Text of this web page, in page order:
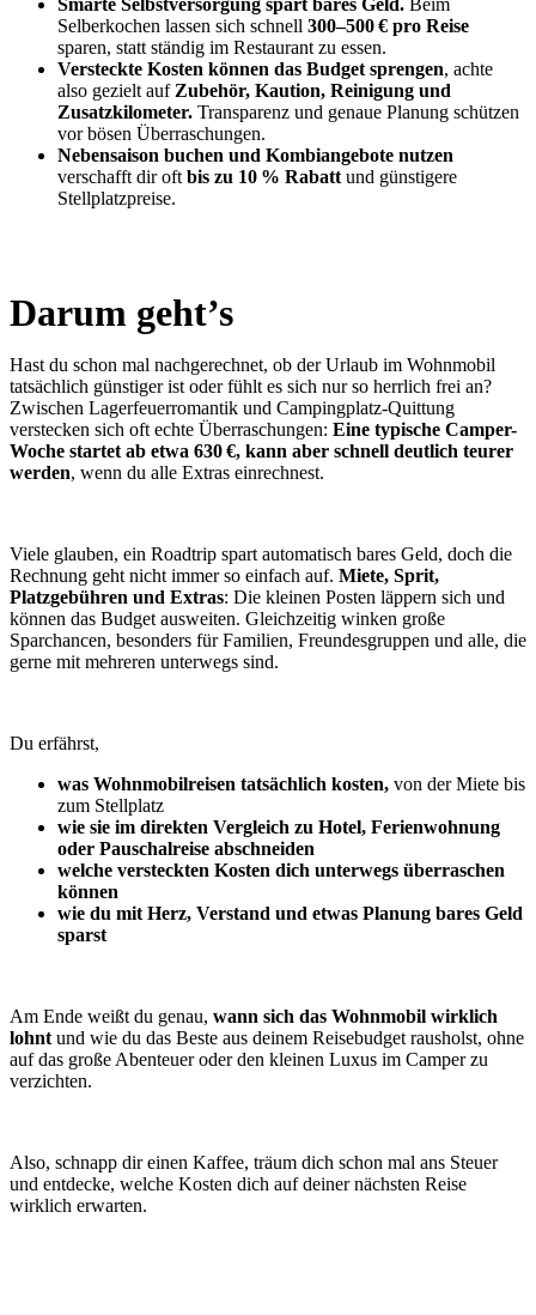
Selberkochen lassen sich schnell 300–500 € pro Reise
sparen, statt ständig im Restaurant zu essen.
Versteckte Kosten können das Budget sprengen, achte
also gezielt auf Zubehör, Kaution, Reinigung und
Zusatzkilometer. Transparenz und genaue Planung schützen
vor bösen Überraschungen.
Nebensaison buchen und Kombiangebote nutzen
verschafft dir oft bis zu 10 % Rabatt und günstigere
Stellplatzpreise.
Darum geht’s
Hast du schon mal nachgerechnet, ob der Urlaub im Wohnmobil
tatsächlich günstiger ist oder fühlt es sich nur so herrlich frei an?
Zwischen Lagerfeuerromantik und Campingplatz-Quittung
verstecken sich oft echte Überraschungen: Eine typische Camper-
Woche startet ab etwa 630 €, kann aber schnell deutlich teurer
werden, wenn du alle Extras einrechnest.
Viele glauben, ein Roadtrip spart automatisch bares Geld, doch die
Rechnung geht nicht immer so einfach auf. Miete, Sprit,
Platzgebühren und Extras: Die kleinen Posten läppern sich und
können das Budget ausweiten. Gleichzeitig winken große
Sparchancen, besonders für Familien, Freundesgruppen und alle, die
gerne mit mehreren unterwegs sind.
Du erfährst,
was Wohnmobilreisen tatsächlich kosten, von der Miete bis
zum Stellplatz
wie sie im direkten Vergleich zu Hotel, Ferienwohnung
oder Pauschalreise abschneiden
welche versteckten Kosten dich unterwegs überraschen
können
wie du mit Herz, Verstand und etwas Planung bares Geld
sparst
Am Ende weißt du genau, wann sich das Wohnmobil wirklich
lohnt und wie du das Beste aus deinem Reisebudget rausholst, ohne
auf das große Abenteuer oder den kleinen Luxus im Camper zu
verzichten.
Also, schnapp dir einen Kaffee, träum dich schon mal ans Steuer
und entdecke, welche Kosten dich auf deiner nächsten Reise
wirklich erwarten.